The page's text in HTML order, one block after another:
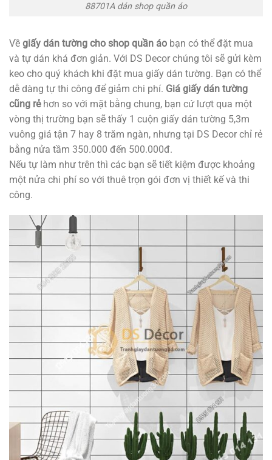
88701A dán shop quần áo
Về giấy dán tường cho shop quần áo bạn có thể đặt mua
và tự dán khá đơn giản. Với DS Decor chúng tôi sẽ gửi kèm
keo cho quý khách khi đặt mua giấy dán tường. Bạn có thể
dễ dàng tự thi công để giảm chi phí. Giá giấy dán tường
cũng rẻhơn so với mặt bằng chung, bạn cứ lượt qua một
vòng thị trường bạn sẽ thấy 1 cuộn giấy dán tường 5,3m
vuông giá tận 7 hay 8 trăm ngàn, nhưng tại DS Decor chỉ rẻ
bằng nửa tầm 350.000 đến 500.000đ.
Nếu tự làm như trên thì các bạn sẽ tiết kiệm được khoảng
một nửa chi phí so với thuê trọn gói đơn vị thiết kế và thi
công.